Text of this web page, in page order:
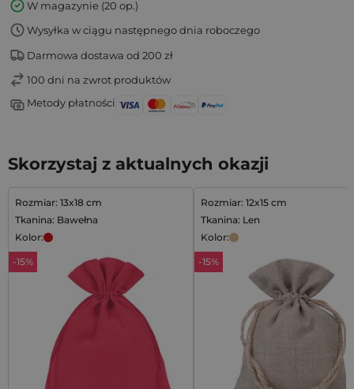
W magazynie (20 op.)
Wysyłka w ciągu następnego dnia roboczego
Darmowa dostawa od 200 zł
100 dni na zwrot produktów
Metody płatności
Skorzystaj z aktualnych okazji
Rozmiar: 13x18 cm
Tkanina: Bawełna
Kolor:
-15%
Rozmiar: 12x15 cm
Tkanina: Len
Kolor:
-15%